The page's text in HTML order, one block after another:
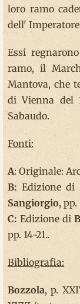
loro ramo
dell'
Essi
ramo, il
Mantova, che
di Vienna del
Sabaudo.
Fonti:
A: Originale:
B:Edizione di
Sangiorgio, pp.
C: Edizione di B
pp. 14-21..
Bibliografia:
Bozzola, p.